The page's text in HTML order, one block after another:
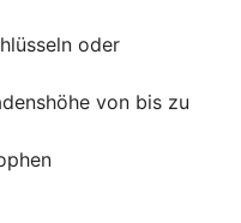
oder
von bis zu